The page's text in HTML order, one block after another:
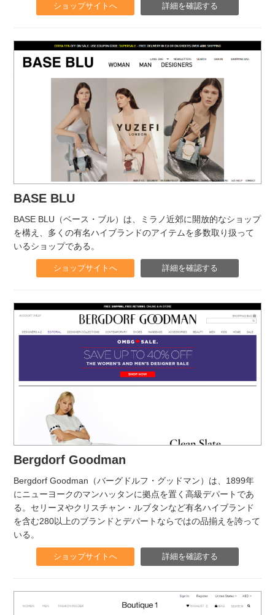
ショップサイトへ 詳細を確認する
BASE BLU
BASE BLU（ベース・ブル）は、ミラノ近郊に開放的なショップ
を構え、多くの有名ハイブランドのアイテムを多数取り扱って
いるショップである。
ショップサイトへ 詳細を確認する
Bergdorf Goodman
Bergdorf Goodman（バーグドルフ・グッドマン）は、1899年
にニューヨークのマンハッタンに拠点を置く高級デパートであ
る。セリーヌやクリスチャン・ルブタンなど有名ハイブランド
を含む280以上のブランドとデパートならではの品揃えを誇って
いる。
ショップサイトへ 詳細を確認する